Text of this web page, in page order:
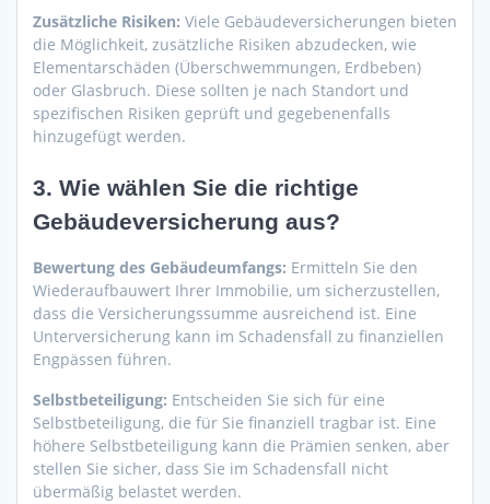
Zusätzliche Risiken: Viele Gebäudeversicherungen bieten
die Möglichkeit, zusätzliche Risiken abzudecken, wie
Elementarschäden (Überschwemmungen, Erdbeben)
oder Glasbruch. Diese sollten je nach Standort und
spezifischen Risiken geprüft und gegebenenfalls
hinzugefügt werden.
3. Wie wählen Sie die richtige
Gebäudeversicherung aus?
Bewertung des Gebäudeumfangs: Ermitteln Sie den
Wiederaufbauwert Ihrer Immobilie, um sicherzustellen,
dass die Versicherungssumme ausreichend ist. Eine
Unterversicherung kann im Schadensfall zu finanziellen
Engpässen führen.
Selbstbeteiligung: Entscheiden Sie sich für eine
Selbstbeteiligung, die für Sie finanziell tragbar ist. Eine
höhere Selbstbeteiligung kann die Prämien senken, aber
stellen Sie sicher, dass Sie im Schadensfall nicht
übermäßig belastet werden.